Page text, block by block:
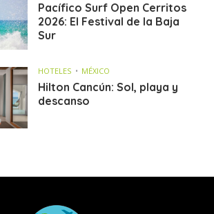
Pacífico Surf Open Cerritos
2026: El Festival de la Baja
Sur
HOTELES MÉXICO
Hilton Cancún: Sol, playa y
descanso